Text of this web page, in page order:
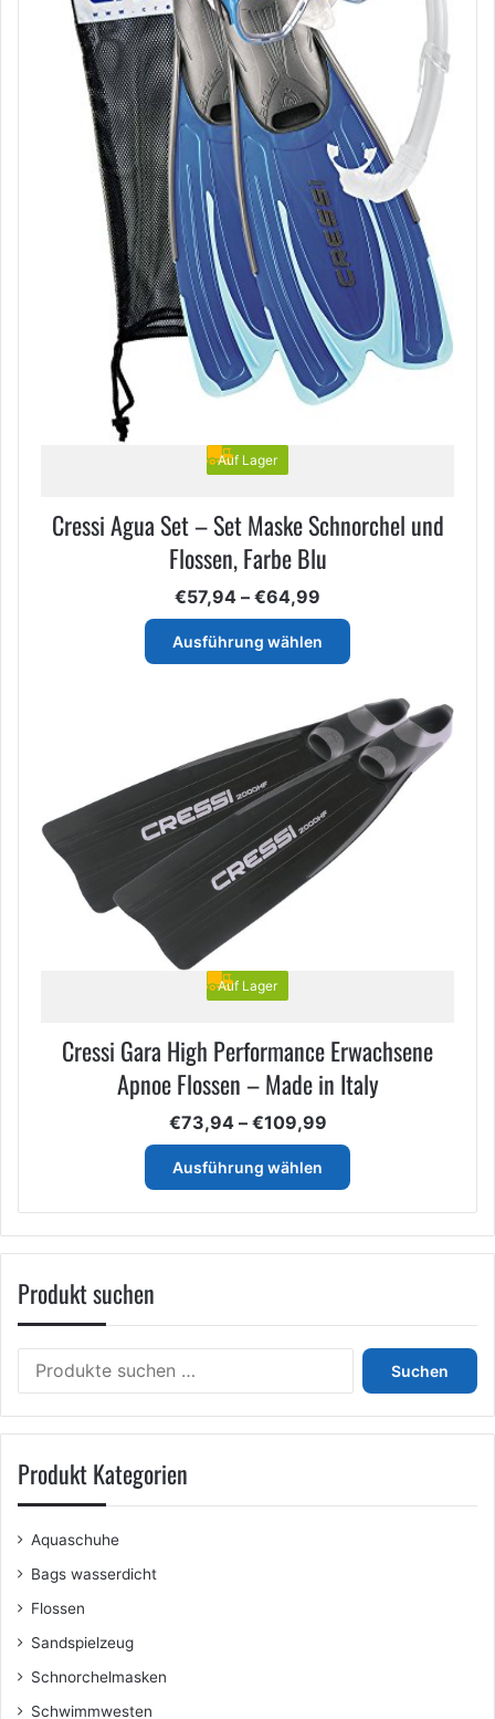
Auf Lager
Cressi Agua Set – Set Maske Schnorchel und
Flossen, Farbe Blu
€57,94 – €64,99
€57,94
bis
€64,99
Ausführung wählen
Dieses
Produkt
mehrere
Varianten
auf.
Die
Optionen
können
auf
Auf Lager
Cressi Gara High Performance Erwachsene
Apnoe Flossen – Made in Italy
€73,94 – €109,99Preisspanne:
€73,94
€109,99
Ausführung wählen
Dieses
der
gewählt
Produkt suchen
nach:
Suchen
Produkt Kategorien
Aquaschuhe
Bags wasserdicht
Flossen
Sandspielzeug
Schnorchelmasken
Schwimmwesten